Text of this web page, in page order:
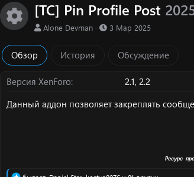
Иконка ресурса
[TC] Pin Profile Post
А
т
о
Alone Devman
Д
д
3 Мар 2025
Обзор История Обсуждение
Версия XenForo 2.1 2.2
Данный аддон позволяет закреплять
Ресурс